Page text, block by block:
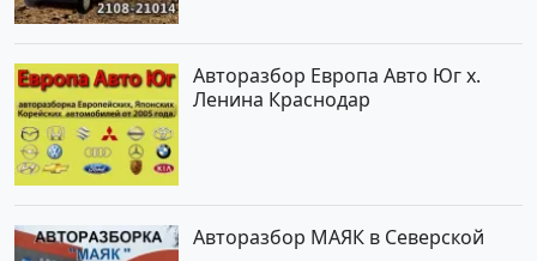
Авторазбор Европа Авто Юг х.
Ленина Краснодар
Авторазбор МАЯК в Северской